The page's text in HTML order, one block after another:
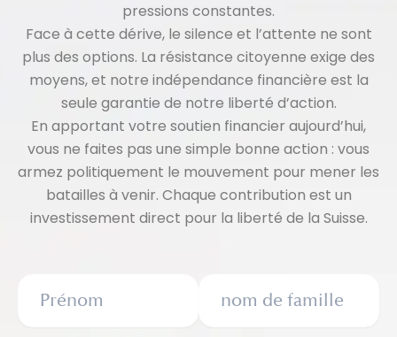
pressions constantes.
Face à cette dérive, le silence et l’attente ne sont
plus des options. La résistance citoyenne exige des
moyens, et notre indépendance financière est la
seule garantie de notre liberté d’action.
En apportant votre soutien financier aujourd’hui,
vous ne faites pas une simple bonne action : vous
armez politiquement le mouvement pour mener les
batailles à venir. Chaque contribution est un
investissement direct pour la liberté de la Suisse.